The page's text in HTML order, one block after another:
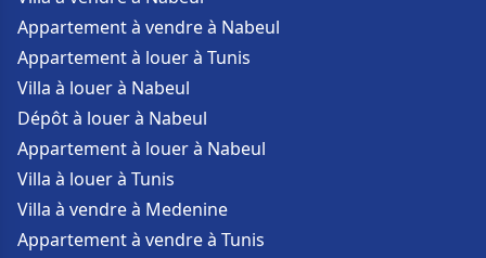
Appartement à vendre à Nabeul
Appartement à louer à Tunis
Villa à louer à Nabeul
Dépôt à louer à Nabeul
Appartement à louer à Nabeul
Villa à louer à Tunis
Villa à vendre à Medenine
Appartement à vendre à Tunis